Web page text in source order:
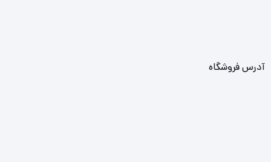
آدرس فروشگاه